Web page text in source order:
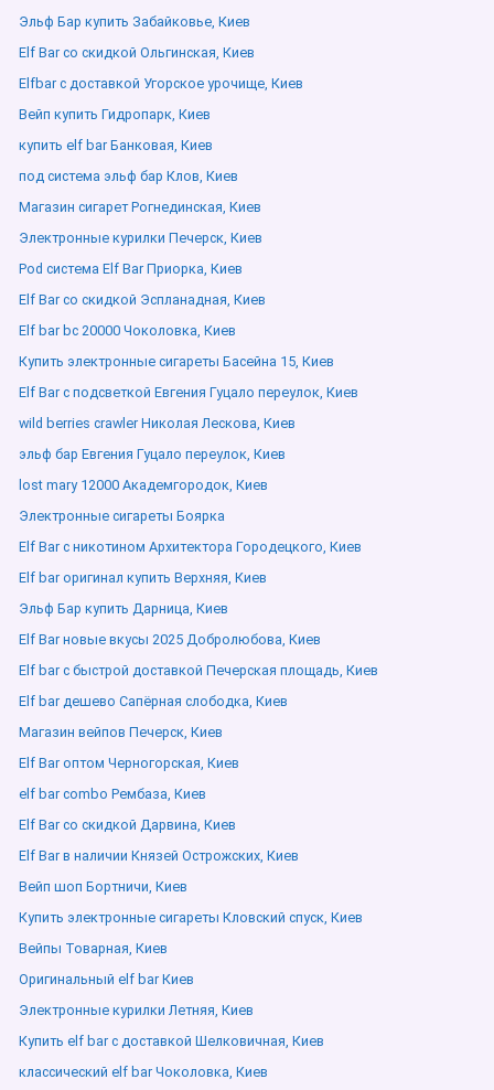
Эльф Бар купить Забайковье, Киев
Elf Bar со скидкой Ольгинская, Киев
Elfbar с доставкой Угорское урочище, Киев
Вейп купить Гидропарк, Киев
купить elf bar Банковая, Киев
под система эльф бар Клов, Киев
Магазин сигарет Рогнединская, Киев
Электронные курилки Печерск, Киев
Pod система Elf Bar Приорка, Киев
Elf Bar со скидкой Эспланадная, Киев
Elf bar bc 20000 Чоколовка, Киев
Купить электронные сигареты Басейна 15, Киев
Elf Bar с подсветкой Евгения Гуцало переулок, Киев
wild berries crawler Николая Лескова, Киев
эльф бар Евгения Гуцало переулок, Киев
lost mary 12000 Академгородок, Киев
Электронные сигареты Боярка
Elf Bar с никотином Архитектора Городецкого, Киев
Elf bar оригинал купить Верхняя, Киев
Эльф Бар купить Дарница, Киев
Elf Bar новые вкусы 2025 Добролюбова, Киев
Elf bar с быстрой доставкой Печерская площадь, Киев
Elf bar дешево Сапёрная слободка, Киев
Магазин вейпов Печерск, Киев
Elf Bar оптом Черногорская, Киев
elf bar combo Рембаза, Киев
Elf Bar со скидкой Дарвина, Киев
Elf Bar в наличии Князей Острожских, Киев
Вейп шоп Бортничи, Киев
Купить электронные сигареты Кловский спуск, Киев
Вейпы Товарная, Киев
Оригинальный elf bar Киев
Электронные курилки Летняя, Киев
Купить elf bar с доставкой Шелковичная, Киев
классический elf bar Чоколовка, Киев